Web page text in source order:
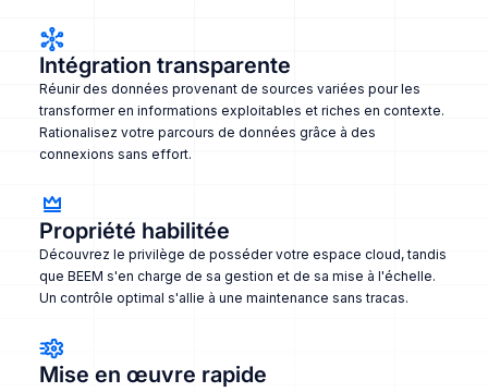
Intégration transparente
Réunir des données provenant de sources variées pour les
transformer en informations exploitables et riches en contexte.
Rationalisez votre parcours de données grâce à des
connexions sans effort.
Propriété habilitée
Découvrez le privilège de posséder votre espace cloud, tandis
que BEEM s'en charge de sa gestion et de sa mise à l'échelle.
Un contrôle optimal s'allie à une maintenance sans tracas.
Mise en œuvre rapide